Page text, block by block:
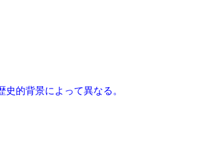
史的背景によって異なる。